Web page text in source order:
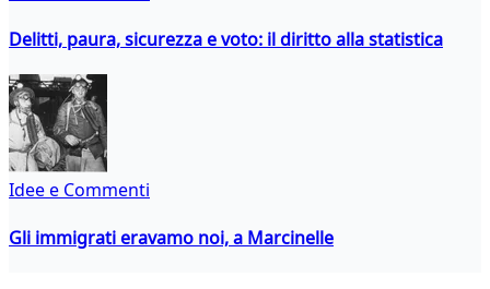
Delitti, paura, sicurezza e voto: il diritto alla statistica
Idee e Commenti
Gli immigrati eravamo noi, a Marcinelle